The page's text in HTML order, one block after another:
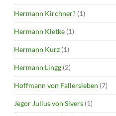
Hermann Kirchner? (1)
Hermann Kletke (1)
Hermann Kurz (1)
Hermann Lingg (2)
Hoffmann von Fallersleben (7)
Jegor Julius von Sivers (1)